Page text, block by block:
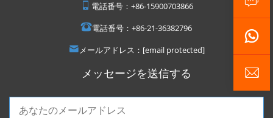
電話番号： +86-15900703866
電話番号： +86-21-36382796
メールアドレス： [email protected]
メッセージを送信する